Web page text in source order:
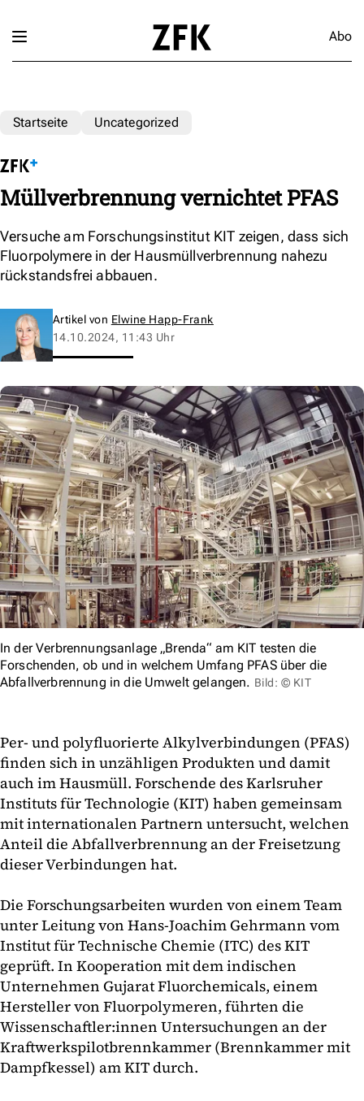
Abo
Startseite Uncategorized
Müllverbrennung vernichtet PFAS
Versuche am Forschungsinstitut KIT zeigen, dass sich
Fluorpolymere in der Hausmüllverbrennung nahezu
rückstandsfrei abbauen.
Artikel von Elwine Happ-Frank
14.10.2024, 11:43 Uhr
In der Verbrennungsanlage „Brenda“ am KIT testen die
Forschenden, ob und in welchem Umfang PFAS über die
Abfallverbrennung in die Umwelt gelangen. Bild: © KIT
Per- und polyfluorierte Alkylverbindungen (PFAS)
finden sich in unzähligen Produkten und damit
auch im Hausmüll. Forschende des Karlsruher
Instituts für Technologie (KIT) haben gemeinsam
mit internationalen Partnern untersucht, welchen
Anteil die Abfallverbrennung an der Freisetzung
dieser Verbindungen hat.
Die Forschungsarbeiten wurden von einem Team
unter Leitung von Hans-Joachim Gehrmann vom
Institut für Technische Chemie (ITC) des KIT
geprüft. In Kooperation mit dem indischen
Unternehmen Gujarat Fluorchemicals, einem
Hersteller von Fluorpolymeren, führten die
Wissenschaftler:innen Untersuchungen an der
Kraftwerkspilotbrennkammer (Brennkammer mit
Dampfkessel) am KIT durch.